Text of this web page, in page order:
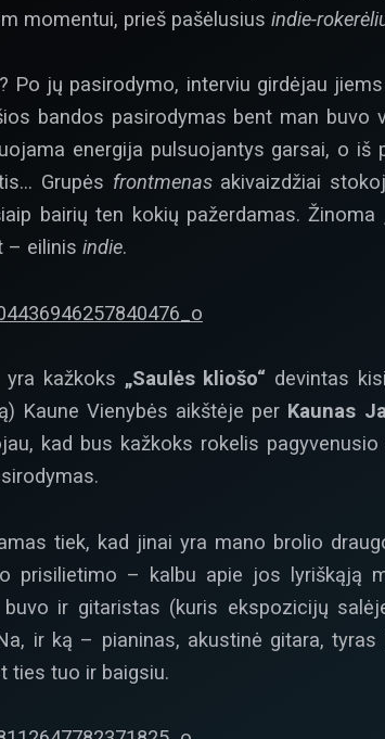
momentui, prieš pašėlusius indie-
Po jų pasirodymo, interviu girdėjau
bandos pasirodymas bent man buvo
energija pulsuojantys garsai, o iš
Grupės frontmenasakivaizdžiai
bairių ten kokių pažerdamas. Žinoma
– eilinis indie.
kažkoks „Saulės kliošo“ devintas
Kaune Vienybės aikštėje per Kaunas
kad bus kažkoks rokelis
tiek, kad jinai yra mano brolio
prisilietimo – kalbu apie jos lyriškąją
ir gitaristas (kuris ekspozicijų
ir ką – pianinas, akustinė gitara,
ties tuo ir baigsiu.